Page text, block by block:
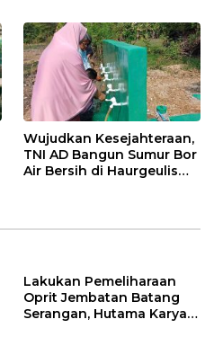
Wujudkan Kesejahteraan,
TNI AD Bangun Sumur Bor
Air Bersih di Haurgeulis
Lakukan Pemeliharaan
Oprit Jembatan Batang
Serangan, Hutama Karya